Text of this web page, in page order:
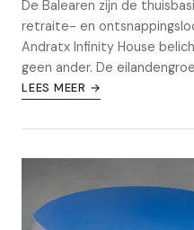
De Balearen zijn de
retraite- en
Andratx Infinity House
geen ander. De
LEES MEER →